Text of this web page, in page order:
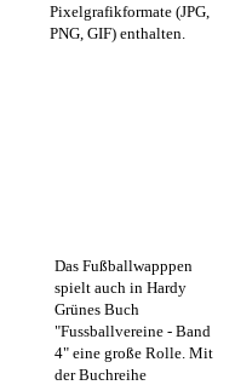
Pixelgrafikformate (JPG,
PNG, GIF) enthalten.
Das Fußballwapppen
spielt auch in Hardy
Grünes Buch
"Fussballvereine - Band
4" eine große Rolle. Mit
der Buchreihe